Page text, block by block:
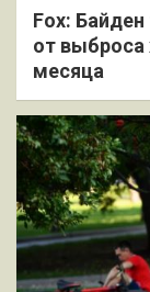
Fox:
от выброса
месяца